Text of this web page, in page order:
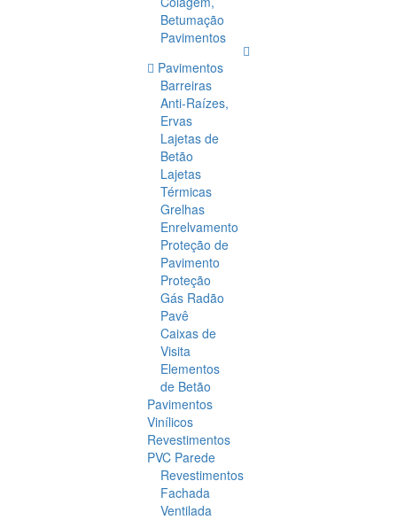
Betumação
Pavimentos
Pavimentos
Barreiras
Anti-Raízes,
Ervas
Lajetas de
Betão
Lajetas
Térmicas
Grelhas
Enrelvamento
Proteção de
Pavimento
Proteção
Gás Radão
Pavê
Caixas de
Visita
Elementos
de Betão
Pavimentos
Vinílicos
Revestimentos
PVC Parede
Revestimentos
Fachada
Ventilada